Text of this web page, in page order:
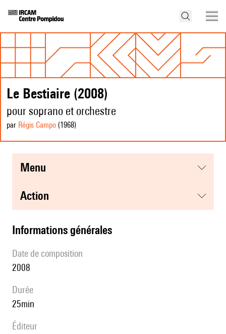
Le Bestiaire (2008)
pour soprano et orchestre
par Régis Campo (1968)
menu
action
informations générales
date de composition
2008
durée
25min
éditeur